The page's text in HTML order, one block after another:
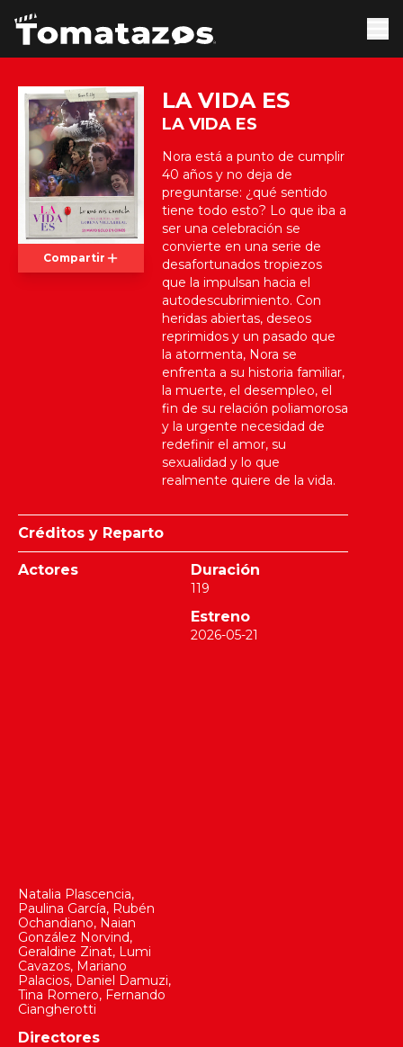
Compartir
LA VIDA ES
LA VIDA ES
Nora está a punto de cumplir
40 años y no deja de
preguntarse: ¿qué sentido
tiene todo esto? Lo que iba a
ser una celebración se
convierte en una serie de
desafortunados tropiezos
que la impulsan hacia el
autodescubrimiento. Con
heridas abiertas, deseos
reprimidos y un pasado que
la atormenta, Nora se
enfrenta a su historia familiar,
la muerte, el desempleo, el
fin de su relación poliamorosa
y la urgente necesidad de
redefinir el amor, su
sexualidad y lo que
realmente quiere de la vida.
Créditos y Reparto
Actores
Natalia Plascencia,
Paulina García, Rubén
Ochandiano, Naian
González Norvind,
Geraldine Zinat, Lumi
Cavazos, Mariano
Palacios, Daniel Damuzi,
Tina Romero, Fernando
Ciangherotti
Directores
Duración
119
Estreno
2026-05-21